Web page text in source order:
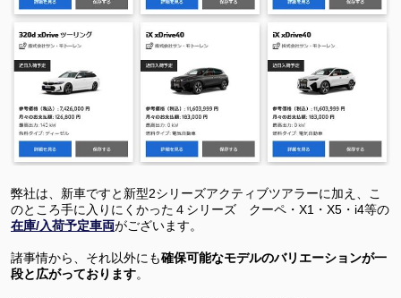
弊社は、新車ですと新型2シリーズアクティブツアラーに加え、こ
のところ手に入りにくかった４シリーズ クーペ・X1・X5・i4等の
在庫/入荷予定車両がございます。
諸事情から、それ以外にも確保可能なモデルのバリエーションが一
段と広がっております。